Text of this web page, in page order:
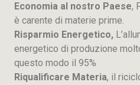
Economia al nostro Paese,
è carente di materie prime.
Risparmio Energetico,
energetico di produzione
questo modo il 95%
Riqualificare Materia, il